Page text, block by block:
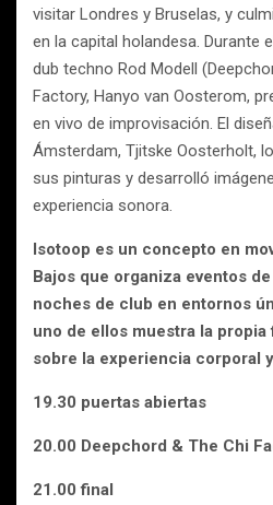
visitar Londres y Bruselas, y
en la capital holandesa. Durante
dub techno Rod Modell
Factory, Hanyo van Oosterom,
en vivo de improvisación. El
Ámsterdam, Tjitske Oosterholt,
sus pinturas y desarrolló
experiencia sonora.
Isotoop es un concepto en
Bajos que organiza eventos
noches de club en entornos
uno de ellos muestra la
sobre la experiencia corporal
19.30 puertas abiertas
20.00 Deepchord & The Chi
21.00 final